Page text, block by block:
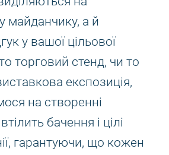
майданчику, а й
у вашої цільової
торговий стенд, чи то
експозиція,
на створенні
бачення і цілі
гарантуючи, що кожен